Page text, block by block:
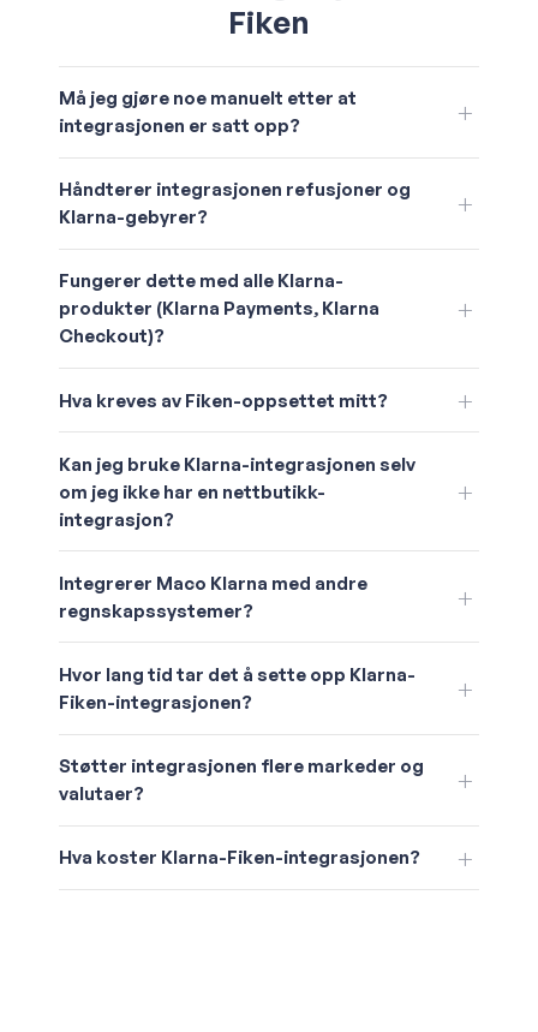
Fiken
Må jeg gjøre noe manuelt etter at
integrasjonen er satt opp?
Håndterer integrasjonen refusjoner og
Klarna-gebyrer?
Fungerer dette med alle Klarna-
produkter (Klarna Payments, Klarna
Checkout)?
Hva kreves av Fiken-oppsettet mitt?
Kan jeg bruke Klarna-integrasjonen selv
om jeg ikke har en nettbutikk-
integrasjon?
Integrerer Maco Klarna med andre
regnskapssystemer?
Hvor lang tid tar det å sette opp Klarna-
Fiken-integrasjonen?
Støtter integrasjonen flere markeder og
valutaer?
Hva koster Klarna-Fiken-integrasjonen?